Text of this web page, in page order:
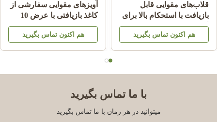
قلاب‌های مقوایی قابل
بازیافت با استحکام بالا برای
آویز جوراب کاغذی با
ضخامت 2.0 تا 3.5 میلی‌متر
هم اکنون تماس بگیرید
آویزهای مقوایی سفارشی از
کاغذ بازیافتی با عرض 10
سانتی‌متر برای دمپایی و
کفشهم اکنون تماس بگیرید
با ما تماس بگیرید
میتوانید در هر زمان با ما تماس بگیرید